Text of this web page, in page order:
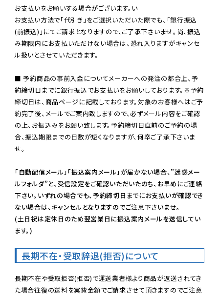
お支払いをお願いする場合がございます。い
お支払い方法で「代引き」をご選択いただいた際でも、「銀行振込
(前振込)」にてご請求となりますので、ご了承下さいませ。尚、振込
み期限内にお支払いただけない場合は、恐れ入りますがキャンセ
ル扱いとさせていただきます。
■ 予約商品の事前入金についてメーカーへの発注の都合上、予
約締切日までに銀行振込でお支払いをお願いしております。※予約
締切日は、商品ページに記載しております。対象のお客様へはご予
約完了後、メールでご案内致しますので、必ずメール内容をご確認
の上、お振込みをお願い致します。予約締切日直前のご予約の場
合、振込期限までの日数が短くなりますが、何卒ご了承下さいま
せ。
「自動配信メール」「振込案内メール」が届かない場合、”迷惑メー
ルフォルダ”と、受信設定をご確認いただいたのち、お早めにご連絡
下さい。いずれの場合でも、予約締切日までにお支払いが確認でき
ない場合は、キャンセルとなりますのでご注意下さいませ。
(土日祝は定休日のため翌営業日に振込案内メールを送信してい
ます。)
長期不在・受取辞退(拒否)について
長期不在や受取拒否(拒否)で運送業者様より商品が返送されてき
た場合往復の送料を実費金額でご請求させて頂きますのでご注意